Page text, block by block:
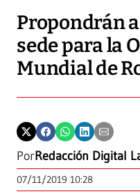
Propondrán
sede para la
Mundial de
PorRedacción Digital
07/11/2019 10:28